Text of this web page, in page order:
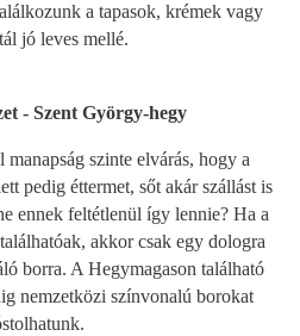
a tapasok, krémek vagy
jó leves mellé.
- Szent György-hegy
szinte elvárás, hogy a
pedig éttermet, sőt akár szállást is
ennek feltétlenül így lennie? Ha a
akkor csak egy dologra
borra. A Hegymagason található
nemzetközi színvonalú borokat